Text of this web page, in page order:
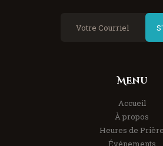
Menu
Accueil
À propos
Heures de Prière
Événements